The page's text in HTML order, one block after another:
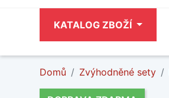
KATALOG ZBOŽÍ
Domů Zvýhodněné sety